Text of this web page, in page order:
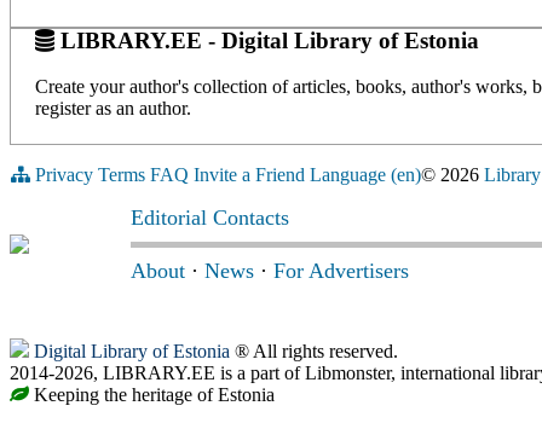
LIBRARY.EE - Digital Library of Estonia
Create your author's collection of articles, books, author's
register as an author.
Privacy Terms FAQ Invite a Friend Language (en)© 2026
Editorial Contacts
About · News · For Advertisers
Digital Library of Estonia ® All rights reserved.
2014-2026, LIBRARY.EE is a part of Libmonster, international
Keeping the heritage of Estonia